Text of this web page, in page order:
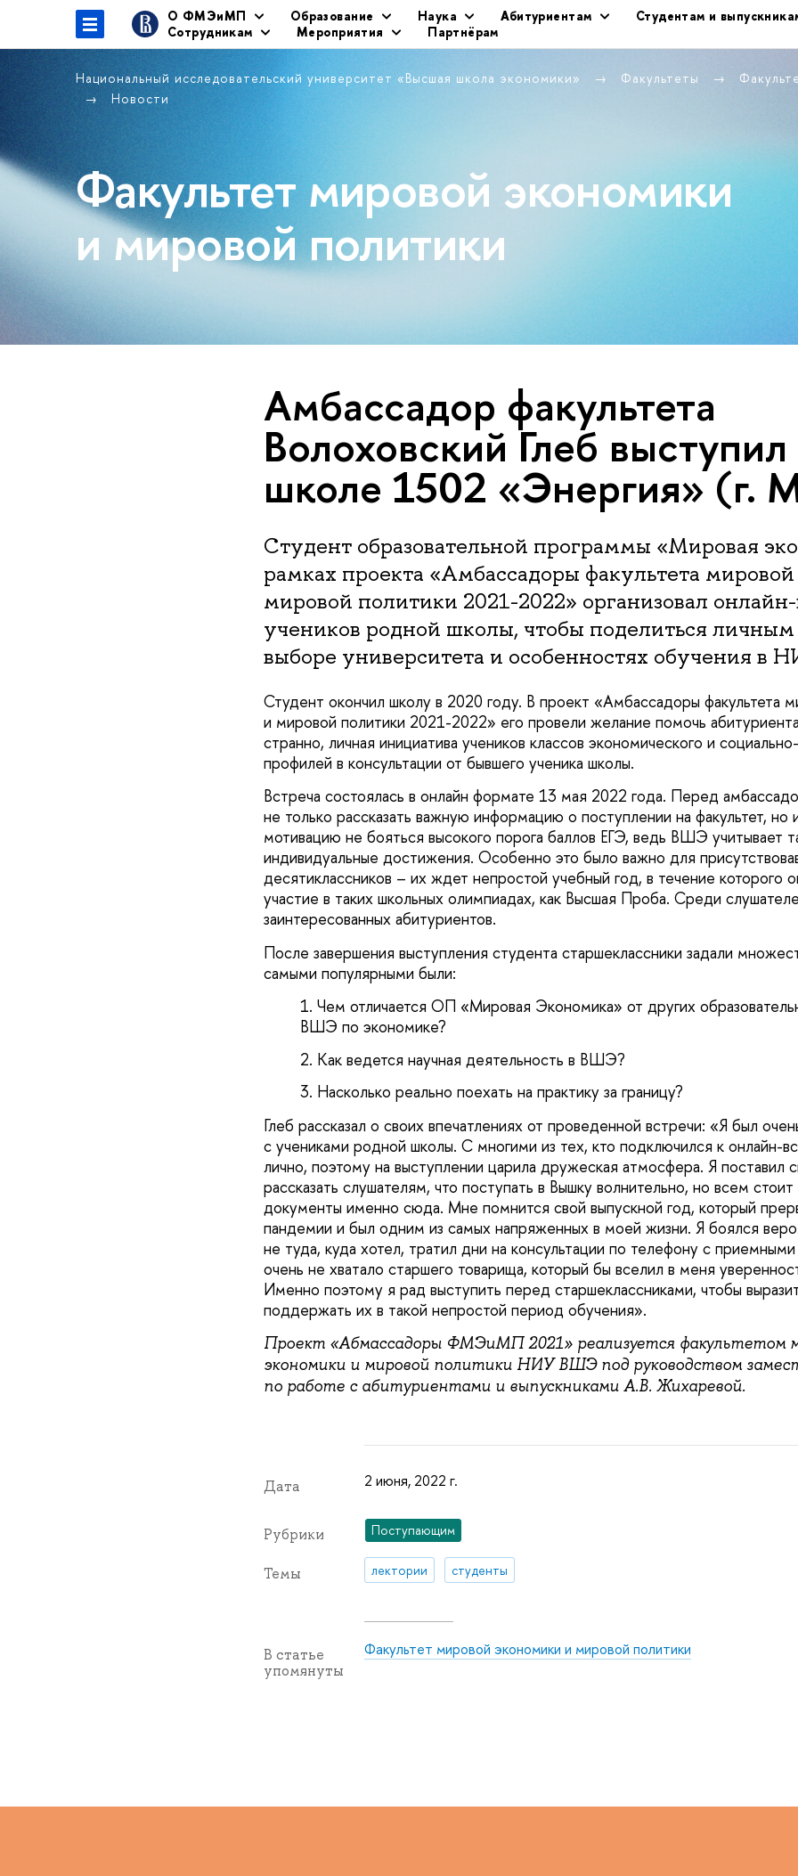
О ФМЭиМП Образование Наука Абитуриентам
Студентам и
Сотрудникам
Мероприятия Партнёрам
Национальный исследовательский университет «Высшая школа экономики» Факультеты
Новости
Факультет мировой экономики
и мировой политики
Амбассадор факультета
Волоховский Глеб выступил
школе 1502 «Энергия» (г.
Студент образовательной программы «Мировая
рамках проекта «Амбассадоры факультета
мировой политики 2021-2022» организовал
учеников родной школы, чтобы поделиться
выборе университета и особенностях обучения в
Студент окончил школу в 2020 году. В проект «Амбассадоры факультета
и мировой политики 2021-2022» его провели желание помочь
странно, личная инициатива учеников классов экономического и
профилей в консультации от бывшего ученика школы.
Встреча состоялась в онлайн формате 13 мая 2022 года. Перед
не только рассказать важную информацию о поступлении на факультет, но
мотивацию не бояться высокого порога баллов ЕГЭ, ведь ВШЭ учитывает
индивидуальные достижения. Особенно это было важно для
десятиклассников – их ждет непростой учебный год, в течение которого
участие в таких школьных олимпиадах, как Высшая Проба. Среди
заинтересованных абитуриентов.
После завершения выступления студента старшеклассники задали
самыми популярными были:
Чем отличается ОП «Мировая Экономика» от других
ВШЭ по экономике?
Как ведется научная деятельность в ВШЭ?
Насколько реально поехать на практику за границу?
Глеб рассказал о своих впечатлениях от проведенной встречи: «Я был
с учениками родной школы. С многими из тех, кто подключился к онлайн-
лично, поэтому на выступлении царила дружеская атмосфера. Я поставил
рассказать слушателям, что поступать в Вышку волнительно, но всем стоит
документы именно сюда. Мне помнится свой выпускной год, который
пандемии и был одним из самых напряженных в моей жизни. Я боялся
не туда, куда хотел, тратил дни на консультации по телефону с
очень не хватало старшего товарища, который бы вселил в меня
Именно поэтому я рад выступить перед старшеклассниками, чтобы
поддержать их в такой непростой период обучения».
Проект «Абмассадоры ФМЭиМП 2021» реализуется факультетом
экономики и мировой политики НИУ ВШЭ под руководством
по работе с абитуриентами и выпускниками А.В. Жихаревой.
Дата 2 июня, 2022 г.
Рубрики Поступающим
Темы лектории студенты
В статье
упомянуты
Факультет мировой экономики и мировой политики